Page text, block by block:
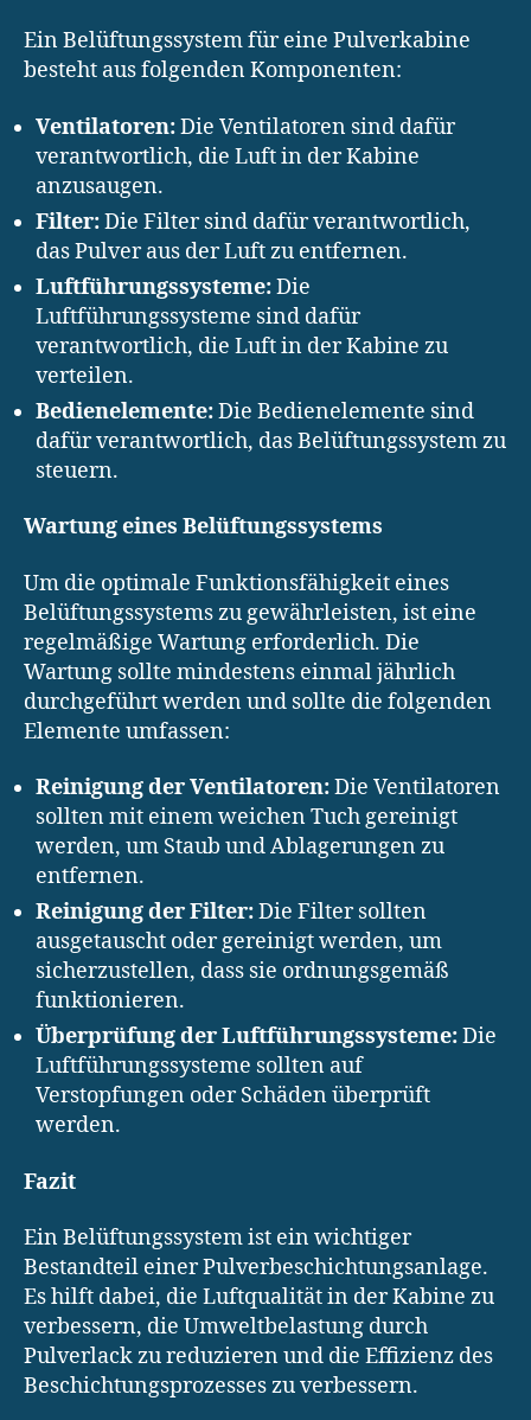
Ein Belüftungssystem für eine Pulverkabine
besteht aus folgenden Komponenten:
Ventilatoren:Die Ventilatoren sind dafür
verantwortlich, die Luft in der Kabine
anzusaugen.
Filter:Die Filter sind dafür verantwortlich,
das Pulver aus der Luft zu entfernen.
Luftführungssysteme:Die
Luftführungssysteme sind dafür
verantwortlich, die Luft in der Kabine zu
verteilen.
Bedienelemente:Die Bedienelemente sind
dafür verantwortlich, das Belüftungssystem zu
steuern.
Wartung eines Belüftungssystems
Um die optimale Funktionsfähigkeit eines
Belüftungssystems zu gewährleisten, ist eine
regelmäßige Wartung erforderlich. Die
Wartung sollte mindestens einmal jährlich
durchgeführt werden und sollte die folgenden
Elemente umfassen:
Reinigung der Ventilatoren:Die Ventilatoren
sollten mit einem weichen Tuch gereinigt
werden, um Staub und Ablagerungen zu
entfernen.
Reinigung der Filter:Die Filter sollten
ausgetauscht oder gereinigt werden, um
sicherzustellen, dass sie ordnungsgemäß
funktionieren.
Überprüfung der Luftführungssysteme:Die
Luftführungssysteme sollten auf
Verstopfungen oder Schäden überprüft
werden.
Fazit
Ein Belüftungssystem ist ein wichtiger
Bestandteil einer Pulverbeschichtungsanlage.
Es hilft dabei, die Luftqualität in der Kabine zu
verbessern, die Umweltbelastung durch
Pulverlack zu reduzieren und die Effizienz des
Beschichtungsprozesses zu verbessern.